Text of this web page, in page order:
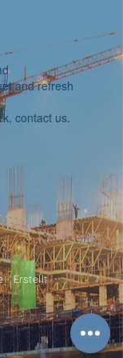
and refresh
contact us.
-Erstellt